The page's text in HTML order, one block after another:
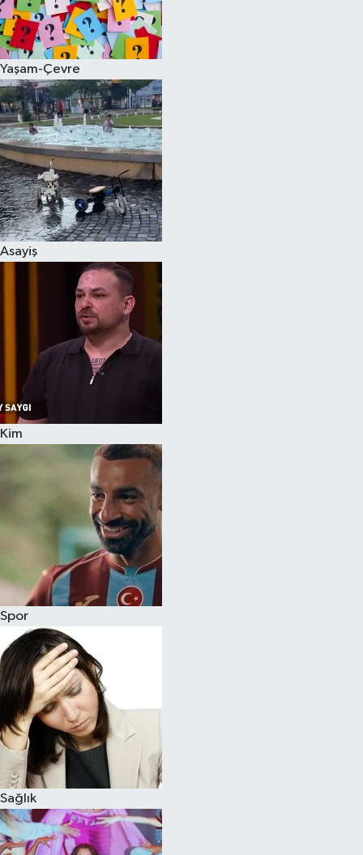
Yaşam-Çevre
Asayiş
Kim
Spor
Sağlık
Spor
Burç Yorumları
Çocuk
Eğitim
Hava Durumu
Kadın
Kim kimdir?
Kültür Sanat
Sağlık
Teknoloji
Televizyon
Yaşam-Çevre